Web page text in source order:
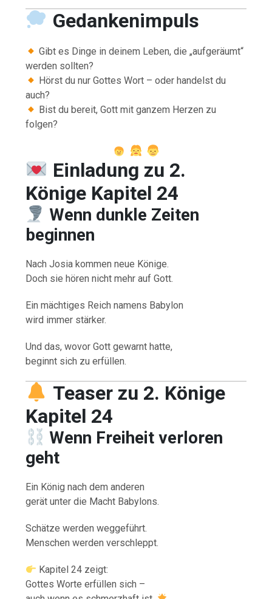
Gedankenimpuls
Gibt es Dinge in deinem Leben, die „aufgeräumt“
werden sollten?
Hörst du nur Gottes Wort – oder handelst du
auch?
Bist du bereit, Gott mit ganzem Herzen zu
folgen?
Einladung zu 2.
Könige Kapitel 24
Wenn dunkle Zeiten
beginnen
Nach Josia kommen neue Könige.
Doch sie hören nicht mehr auf Gott.
Ein mächtiges Reich namens Babylon
wird immer stärker.
Und das, wovor Gott gewarnt hatte,
beginnt sich zu erfüllen.
Teaser zu 2. Könige
Kapitel 24
Wenn Freiheit verloren
geht
Ein König nach dem anderen
gerät unter die Macht Babylons.
Schätze werden weggeführt.
Menschen werden verschleppt.
Kapitel 24 zeigt:
Gottes Worte erfüllen sich –